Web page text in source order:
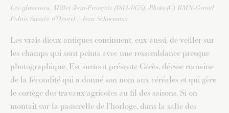
Les glaneuses, Millet Jean-François (1814-1875), Photo (C) RMN-Grand
Palais (musée d’Orsay) / Jean Schormans
Les vrais dieux antiques continuent, eux aussi, de veiller sur
les champs qui sont peints avec une ressemblance presque
photographique. Est surtout présente Cérès, déesse romaine
de la fécondité qui a donné son nom aux céréales et qui gère
le cortège des travaux agricoles au fil des saisons. Si on
montait sur la passerelle de l’horloge, dans la salle des